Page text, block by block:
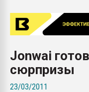
Jonwai
сюрпризы
23/03/2011